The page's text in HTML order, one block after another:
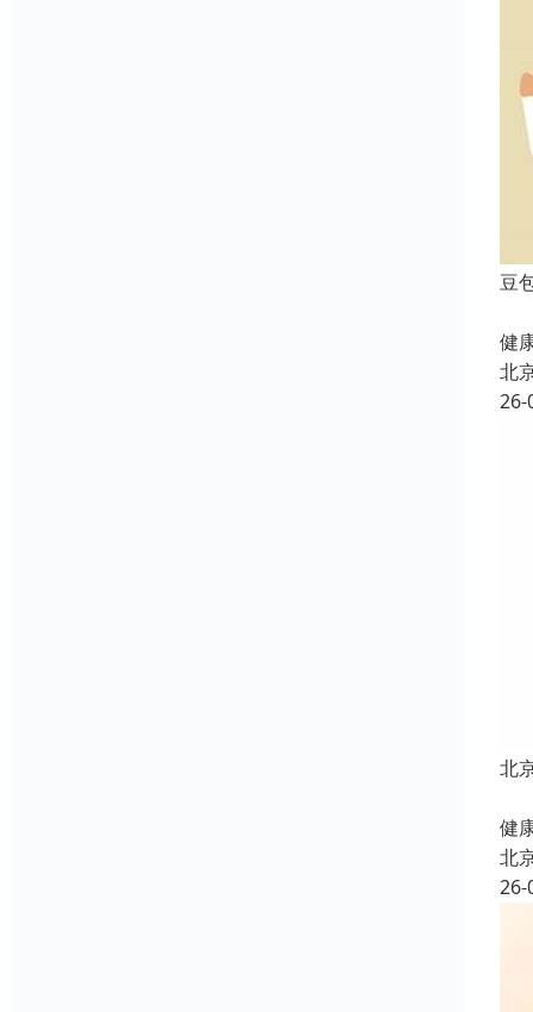
豆
健
北
26-
北
健
北
26-